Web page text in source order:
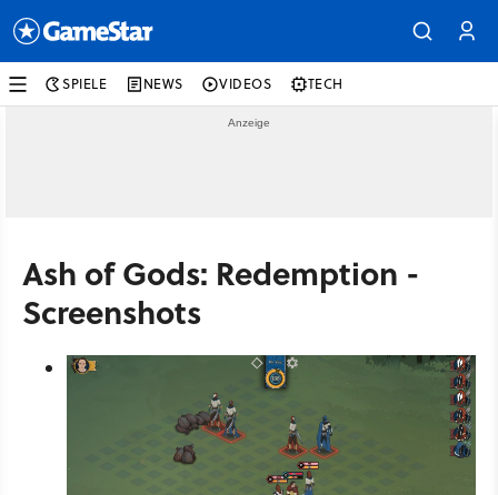
SPIELE NEWS VIDEOS TECH
Ash of Gods: Redemption -
Screenshots